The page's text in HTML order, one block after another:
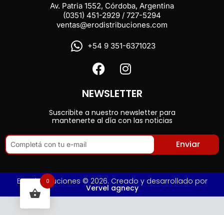
Av. Patria 1552, Córdoba, Argentina
(0351) 451-2929 / 727-5294
ventas@erodistribuciones.com
+54 9 351-6371023
NEWSLETTER
Suscribite a nuestro newsletter para
mantenerte al día con las noticias
Enviar
Ero Distribuciones © 2026. Creado y desarrollado por
Vervel agnecy
0